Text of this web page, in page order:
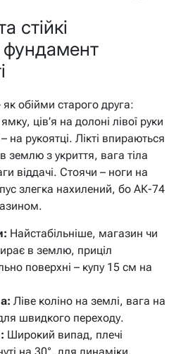
стійкі
обійми старого друга:
ців’я на долоні лівої руки
на рукоятці. Лікті впираються
землю з укриття, вага тіла
віддачі. Стоячи – ноги на
злегка нахилений, бо АК-74
Найстабільніше, магазин чи
в землю, приціл
поверхні – купу 15 см на
Ліве коліно на землі, вага на
швидкого переходу.
Широкий випад, плечі